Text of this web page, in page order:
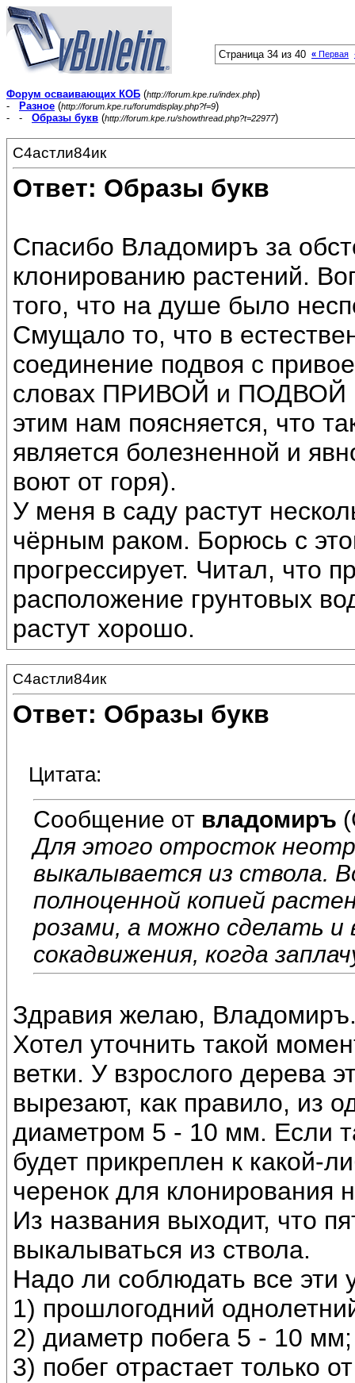
Страница 34 из 40 « Первая
Форум осваивающих КОБ (http://forum.kpe.ru/index.php)
-
Разное (http://forum.kpe.ru/forumdisplay.php?f=9)
- - Образы букв (http://forum.kpe.ru/showthread.php?t=22977)
С4астли84ик
Ответ: Образы букв
Спасибо Владомиръ за
клонированию растений.
того, что на душе было
Смущало то, что в
соединение подвоя с
словах ПРИВОЙ и ПОДВОЙ
этим нам поясняется, что
является болезненной и
воют от горя).
У меня в саду растут
чёрным раком. Борюсь с
прогрессирует. Читал, что
расположение грунтовых
растут хорошо.
С4астли84ик
Ответ: Образы букв
Цитата:
Сообщение от владомиръ
Для этого отросток
выкалывается из ствола.
полноценной копией
розами, а можно сделать и
сокадвижения, когда
Здравия желаю,
Хотел уточнить такой
ветки. У взрослого дерева
вырезают, как правило, из
диаметром 5 - 10 мм. Если
будет прикреплен к какой-
черенок для
Из названия выходит, что
выкалываться из ствола.
Надо ли соблюдать все эти
1) прошлогодний
2) диаметр побега 5 - 10 мм;
3) побег отрастает только